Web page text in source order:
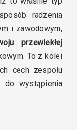
radzenia
i zawodowym,
przewlekłej
To z kolei
cech zespołu
do wystąpienia